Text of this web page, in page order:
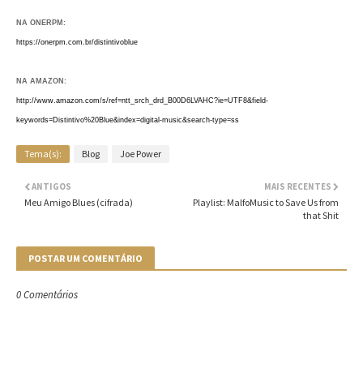
NA ONERPM:
https://onerpm.com.br/distintivoblue
NA AMAZON:
http://www.amazon.com/s/ref=ntt_srch_drd_B00D6LVAHC?ie=UTF8&field-
keywords=Distintivo%20Blue&index=digital-music&search-type=ss
Tema(s): Blog Joe Power
MAIS RECENTES
Playlist: MalfoMusic to Save Us from
that Shit
ANTIGOS
Meu Amigo Blues (cifrada)
POSTAR UM COMENTÁRIO
0 Comentários